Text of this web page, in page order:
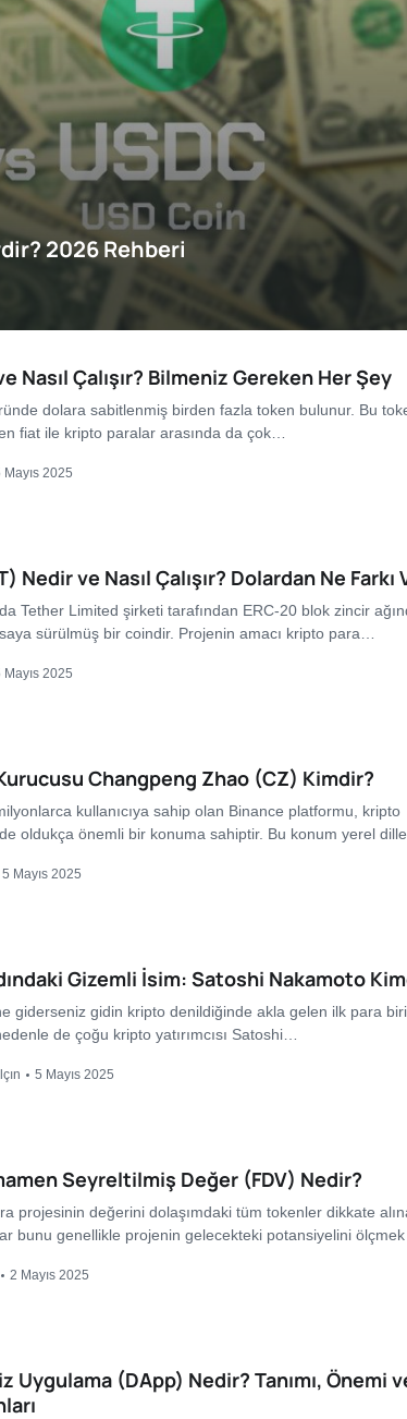
2026 Rehberi
Nasıl Çalışır? Bilmeniz Gereken Her Şey
dolara sabitlenmiş birden fazla token bulunur. Bu
fiat ile kripto paralar arasında da çok…
Mayıs 2025
Nedir ve Nasıl Çalışır? Dolardan Ne Farkı
Tether Limited şirketi tarafından ERC-20 blok zincir
sürülmüş bir coindir. Projenin amacı kripto para…
Mayıs 2025
Changpeng Zhao (CZ) Kimdir?
kullanıcıya sahip olan Binance platformu, kripto
oldukça önemli bir konuma sahiptir. Bu konum yerel
5 Mayıs 2025
Gizemli İsim: Satoshi Nakamoto
giderseniz gidin kripto denildiğinde akla gelen ilk para
de çoğu kripto yatırımcısı Satoshi…
5 Mayıs 2025
Seyreltilmiş Değer (FDV) Nedir?
projesinin değerini dolaşımdaki tüm tokenler dikkate
bunu genellikle projenin gelecekteki potansiyelini ölçmek
2 Mayıs 2025
Uygulama (DApp) Nedir? Tanımı, Önemi